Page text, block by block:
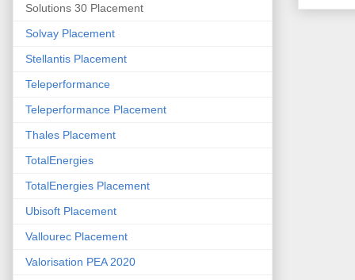
Solutions 30 Placement
Solvay Placement
Stellantis Placement
Teleperformance
Teleperformance Placement
Thales Placement
TotalEnergies
TotalEnergies Placement
Ubisoft Placement
Vallourec Placement
Valorisation PEA 2020